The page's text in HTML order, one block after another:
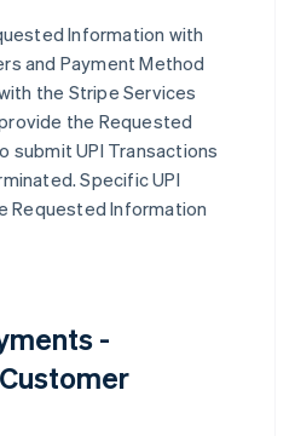
Information with
and Payment Method
the Stripe Services
the Requested
submit UPI Transactions
Specific UPI
Requested Information
-